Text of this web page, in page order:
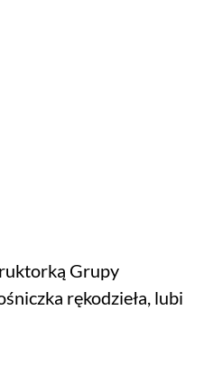
Grupy
rękodzieła, lubi